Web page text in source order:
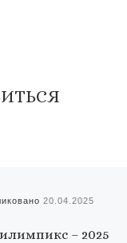
20.04.2025
– 2025